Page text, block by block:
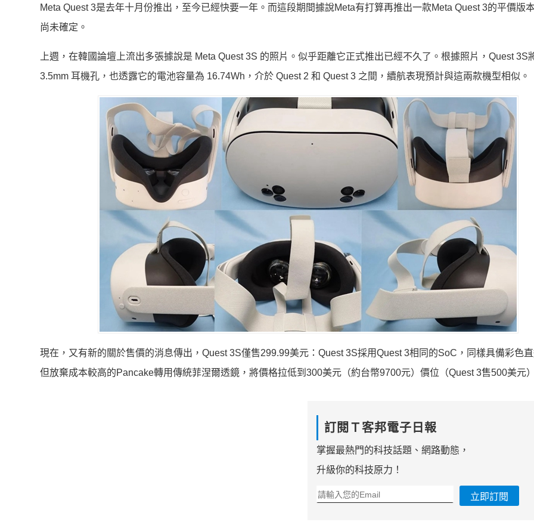
Meta Quest 3是去年十月份推出，至今已經快要一年。而這段期間據說Meta有打算再推出一款Meta Quest 3的平價版
尚未確定。
上週，在韓國論壇上流出多張據說是 Meta Quest 3S 的照片。似乎距離它正式推出已經不久了。根據照片，Quest 3S
3.5mm 耳機孔，也透露它的電池容量為 16.74Wh，介於 Quest 2 和 Quest 3 之間，續航表現預計與這兩款機型相似。
現在，又有新的關於售價的消息傳出，Quest 3S僅售299.99美元：Quest 3S採用Quest 3相同的SoC，同樣具備彩色直
但放棄成本較高的Pancake轉用傳統菲涅爾透鏡，將價格拉低到300美元（約台幣9700元）價位（Quest 3售500美元
訂閱Ｔ客邦電子日報
掌握最熱門的科技話題、網路動態，
升級你的科技原力！
立即訂閱